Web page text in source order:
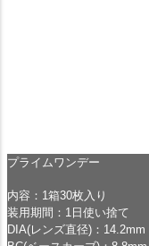
プライムワンデー
内容：1箱30枚入り
装用期間：1日使い捨て
DIA(レンズ直径)：14.2mm